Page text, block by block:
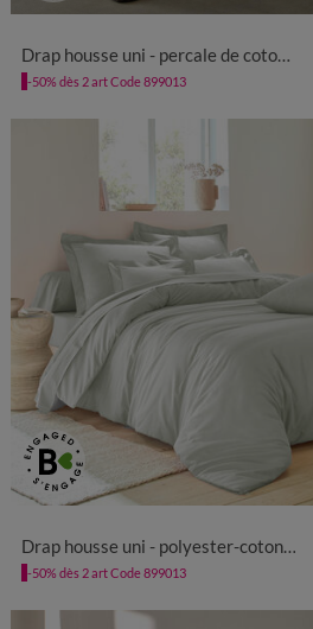
Drap housse uni - percale de coton 72 fils/cm²
-50% dès 2 art Code 899013
Drap housse uni - polyester-coton 57 fils/cm²
-50% dès 2 art Code 899013